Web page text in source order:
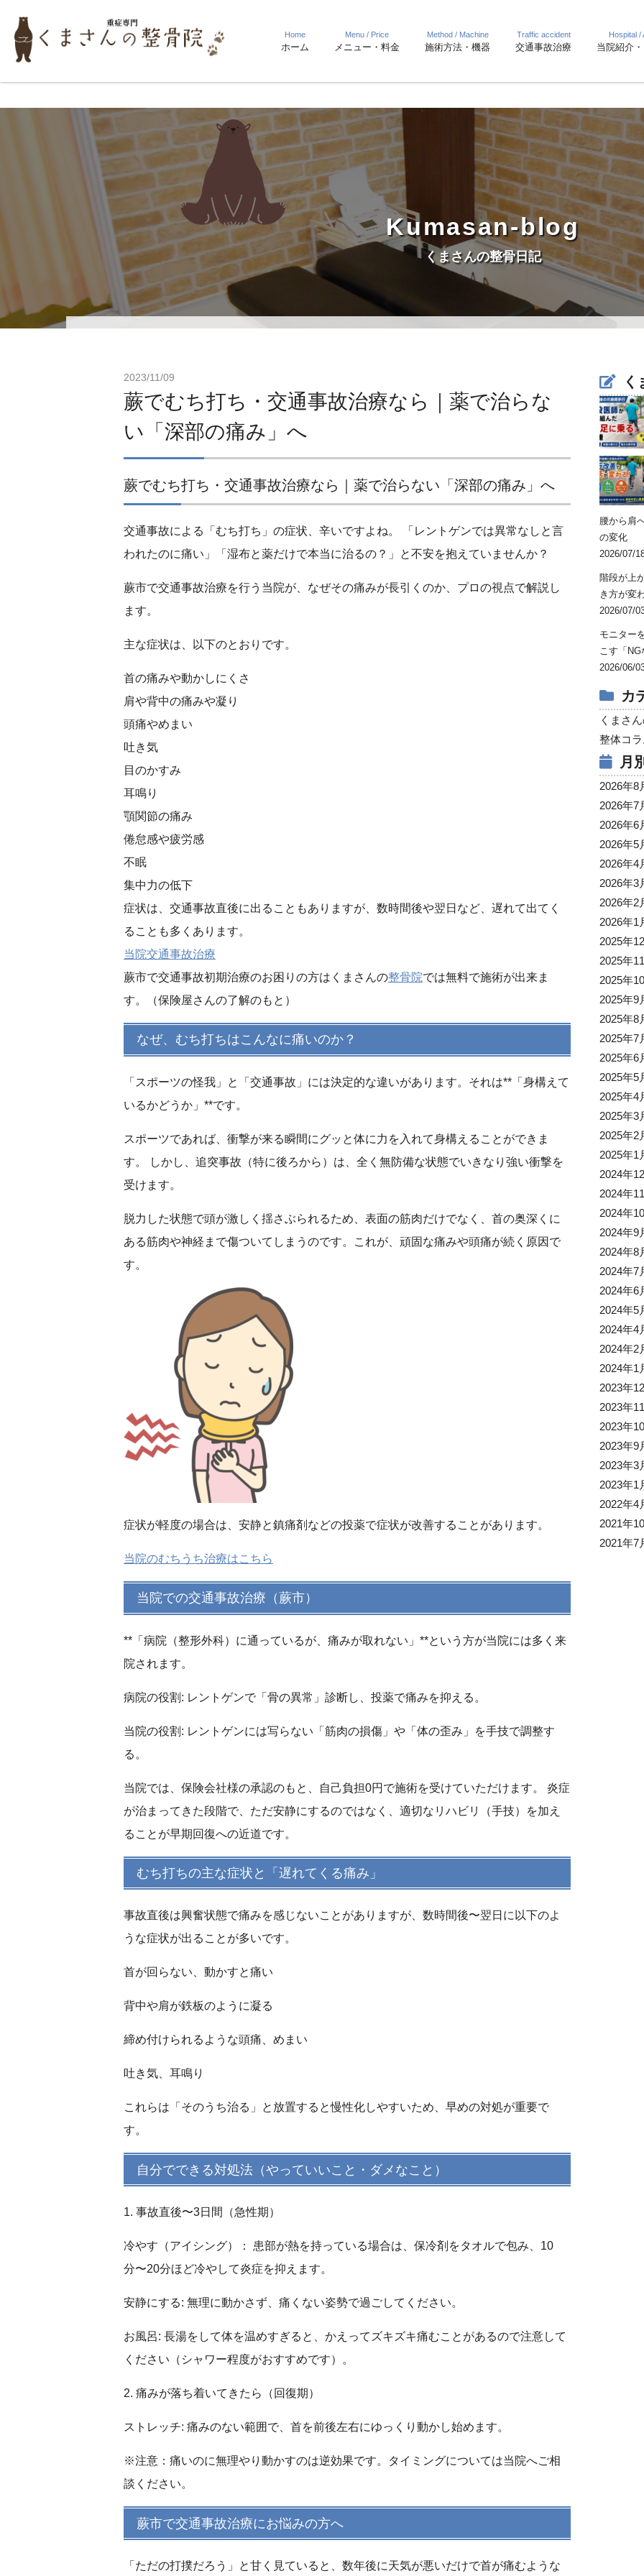
Home
ホーム
Menu / Price
メニュー・料金
Method / Machine
施術方法・機器
Traffic accident
交通事故治療
Hospital /
当院紹介
Kumasan-blog
くまさんの整骨日記
2023/11/09
蕨でむち打ち・交通事故治療なら｜薬で治らな
い「深部の痛み」へ
蕨でむち打ち・交通事故治療なら｜薬で治らない「深部の痛み」へ
交通事故による「むち打ち」の症状、辛いですよね。 「レントゲンでは異常なしと言
われたのに痛い」「湿布と薬だけで本当に治るの？」と不安を抱えていませんか？
蕨市で交通事故治療を行う当院が、なぜその痛みが長引くのか、プロの視点で解説し
ます。
主な症状は、以下のとおりです。
首の痛みや動かしにくさ
肩や背中の痛みや凝り
頭痛やめまい
吐き気
目のかすみ
耳鳴り
顎関節の痛み
倦怠感や疲労感
不眠
集中力の低下
症状は、交通事故直後に出ることもありますが、数時間後や翌日など、遅れて出てく
ることも多くあります。
当院交通事故治療
蕨市で交通事故初期治療のお困りの方はくまさんの整骨院では無料で施術が出来ま
す。（保険屋さんの了解のもと）
なぜ、むち打ちはこんなに痛いのか？
「スポーツの怪我」と「交通事故」には決定的な違いがあります。それは**「身構えて
いるかどうか」**です。
スポーツであれば、衝撃が来る瞬間にグッと体に力を入れて身構えることができま
す。 しかし、追突事故（特に後ろから）は、 全く無防備な状態でいきなり強い衝撃を
受けます。
脱力した状態で頭が激しく揺さぶられるため、表面の筋肉だけでなく、 首の奥深くに
ある筋肉や神経 まで傷ついてしまうのです。これが、頑固な痛みや頭痛が続く原因で
す。
症状が軽度の場合は、安静と鎮痛剤などの投薬で症状が改善することがあります。
当院のむちうち治療はこちら
当院での交通事故治療（蕨市）
**「病院（整形外科）に通っているが、痛みが取れない」**という方が当院には多く来
院されます。
病院の役割: レントゲンで「骨の異常」診断し、投薬で痛みを抑える。
当院の役割: レントゲンには写らない「筋肉の損傷」や「体の歪み」を手技で調整す
る。
当院では、保険会社様の承認のもと、 自己負担0円 で施術を受けていただけます。 炎症
が治まってきた段階で、ただ安静にするのではなく、適切なリハビリ（手技）を加え
ることが早期回復への近道です。
むち打ちの主な症状と「遅れてくる痛み」
事故直後は興奮状態で痛みを感じないことがありますが、数時間後〜翌日に以下のよ
うな症状が出ることが多いです。
首が回らない、動かすと痛い
背中や肩が鉄板のように凝る
締め付けられるような頭痛、めまい
吐き気、耳鳴り
これらは「そのうち治る」と放置すると慢性化しやすいため、早めの対処が重要で
す。
自分でできる対処法（やっていいこと・ダメなこと）
1. 事故直後〜3日間（急性期）
冷やす（アイシング）：
患部が熱を持っている場合は、保冷剤をタオルで包み、10
分〜20分ほど冷やして炎症を抑えます。
安静にする: 無理に動かさず、痛くない姿勢で過ごしてください。
お風呂: 長湯をして体を温めすぎると、かえってズキズキ痛むことがあるので注意して
ください（シャワー程度がおすすめです）。
2. 痛みが落ち着いてきたら（回復期）
ストレッチ: 痛みのない範囲で、首を前後左右にゆっくり動かし始めます。
※注意：痛いのに無理やり動かすのは逆効果です。タイミングについては当院へご相
談ください。
蕨市で交通事故治療にお悩みの方へ
「ただの打撲だろう」と甘く見ていると、数年後に天気が悪いだけで首が痛むような
く
腰から肩
の変化
2026/07/
階段が上
き方が変
2026/07/
モニター
こす「NG
2026/06/
カ
くまさ
整体コラ
月
2026年8
2026年7
2026年6
2026年5
2026年4
2026年3
2026年2
2026年1
2025年
2025年
2025年
2025年9
2025年8
2025年7
2025年6
2025年5
2025年4
2025年3
2025年2
2025年1
2024年
2024年
2024年
2024年9
2024年8
2024年7
2024年6
2024年5
2024年4
2024年2
2024年1
2023年
2023年
2023年
2023年9
2023年3
2023年1
2022年4
2021年
2021年7